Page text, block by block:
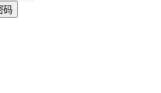
码